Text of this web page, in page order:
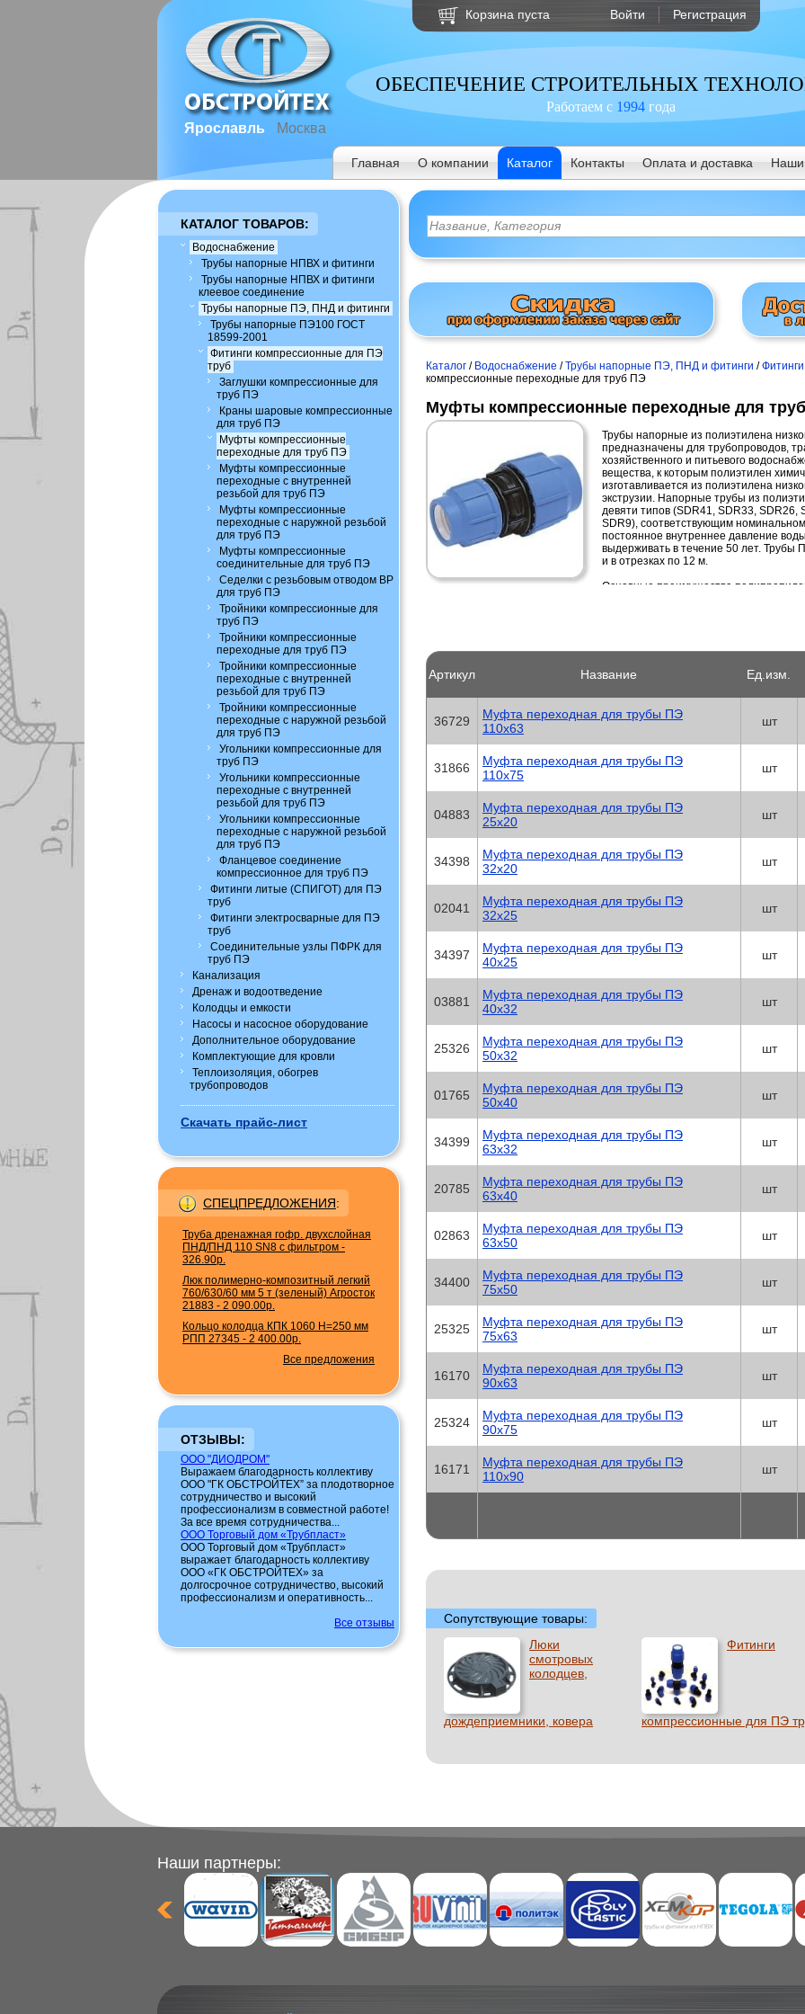
Ярославль Москва
Корзина пуста Войти Регистрация
ОБЕСПЕЧЕНИЕ СТРОИТЕЛЬНЫХ
Работаем с 1994года
Главная О компании Каталог Контакты Оплата и доставка Наши
КАТАЛОГ ТОВАРОВ:
Водоснабжение
Трубы напорные НПВХ и фитинги
Трубы напорные НПВХ и фитинги
клеевое соединение
Трубы напорные ПЭ, ПНД и фитинги
Трубы напорные ПЭ100 ГОСТ
18599-2001
Фитинги компрессионные для ПЭ
труб
Заглушки компрессионные для
труб ПЭ
Краны шаровые компрессионные
для труб ПЭ
Муфты компрессионные
переходные для труб ПЭ
Муфты компрессионные
переходные с внутренней
резьбой для труб ПЭ
Муфты компрессионные
переходные с наружной резьбой
для труб ПЭ
Муфты компрессионные
соединительные для труб ПЭ
Седелки с резьбовым отводом ВР
для труб ПЭ
Тройники компрессионные для
труб ПЭ
Тройники компрессионные
переходные для труб ПЭ
Тройники компрессионные
переходные с внутренней
резьбой для труб ПЭ
Тройники компрессионные
переходные с наружной резьбой
для труб ПЭ
Угольники компрессионные для
труб ПЭ
Угольники компрессионные
переходные с внутренней
резьбой для труб ПЭ
Угольники компрессионные
переходные с наружной резьбой
для труб ПЭ
Фланцевое соединение
компрессионное для труб ПЭ
Фитинги литые (СПИГОТ) для ПЭ
труб
Фитинги электросварные для ПЭ
труб
Соединительные узлы ПФРК для
труб ПЭ
Канализация
Дренаж и водоотведение
Колодцы и емкости
Насосы и насосное оборудование
Дополнительное оборудование
Комплектующие для кровли
Теплоизоляция, обогрев
трубопроводов
Скачать прайс-лист
СПЕЦПРЕДЛОЖЕНИЯ:
Труба дренажная гофр. двухслойная
ПНД/ПНД 110 SN8 с фильтром -
326.90р.
Люк полимерно-композитный легкий
760/630/60 мм 5 т (зеленый) Агросток
21883 - 2 090.00р.
Кольцо колодца КПК 1060 H=250 мм
РПП 27345 - 2 400.00р.
Все предложения
ОТЗЫВЫ:
ООО "ДИОДРОМ"
Выражаем благодарность коллективу
ООО "ГК ОБСТРОЙТЕХ” за плодотворное
сотрудничество и высокий
профессионализм в совместной работе!
За все время сотрудничества...
ООО Торговый дом «Трубпласт»
ООО Торговый дом «Трубпласт»
выражает благодарность коллективу
ООО «ГК ОБСТРОЙТЕХ» за
долгосрочное сотрудничество, высокий
профессионализм и оперативность...
Все отзывы
Каталог / Водоснабжение /Трубы напорные ПЭ, ПНД и фитинги /
компрессионные переходные для труб ПЭ
Муфты компрессионные переходные для
Трубы напорные из полиэтилена
предназначены для трубопроводов,
хозяйственного и питьевого
вещества, к которым полиэтилен
изготавливается из полиэтилена
экструзии. Напорные трубы из
девяти типов (SDR41, SDR33, SDR26,
SDR9), соответствующим
постоянное внутреннее давление
выдерживать в течение 50 лет. Трубы
и в отрезках по 12 м.
Основные преимущества
- Трубы ПЭ не требуют катодной
- Низкая теплопроводность,
- Вероятность разрушения
полиэтиленовая труба не
прежний размер при оттаивании
- Небольшой вес труб из ПЭ80 и
- Значительное снижение опасности
модуля упругости трубы из
трубопроводов из полиэтиленовых труб.
- Стыковая сварка труб из
- Более низкие трудозатраты при
- Полиэтиленовые трубы длиннее
количество стыков на трубопроводе.
- Полиэтиленовая труба - это
внутренний слой не отдает воде
- Строительство и реконструкция
полиэтиленовых труб дает экономию
металлической трубы, в то время как
- Укладка полиэтиленовых труб
(глубина заложения полиэтиленовых
подушки, монтаж).
Артикул Название Ед.изм.
36729
Муфта переходная для трубы ПЭ
110х63
шт
31866
Муфта переходная для трубы ПЭ
110х75
шт
04883
Муфта переходная для трубы ПЭ
25х20
шт
34398
Муфта переходная для трубы ПЭ
32х20
шт
02041
Муфта переходная для трубы ПЭ
32х25
шт
34397
Муфта переходная для трубы ПЭ
40х25
шт
03881
Муфта переходная для трубы ПЭ
40х32
шт
25326
Муфта переходная для трубы ПЭ
50х32
шт
01765
Муфта переходная для трубы ПЭ
50х40
шт
34399
Муфта переходная для трубы ПЭ
63х32
шт
20785
Муфта переходная для трубы ПЭ
63х40
шт
02863
Муфта переходная для трубы ПЭ
63х50
шт
34400
Муфта переходная для трубы ПЭ
75х50
шт
25325
Муфта переходная для трубы ПЭ
75х63
шт
16170
Муфта переходная для трубы ПЭ
90х63
шт
25324
Муфта переходная для трубы ПЭ
90х75
шт
16171
Муфта переходная для трубы ПЭ
110х90
шт
Сопутствующие товары:
Люки
смотровых
колодцев,
дождеприемники, ковера
Фитинги
компрессионные для ПЭ
Наши партнеры: